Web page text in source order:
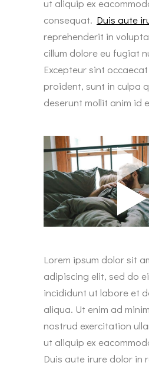
ut aliquip ex
consequat. Duis aute
reprehenderit in
cillum dolore eu fugiat
Excepteur sint
proident, sunt in culpa
deserunt mollit anim id
Lorem ipsum dolor sit
adipiscing elit, sed do
incididunt ut labore et
aliqua. Ut enim ad
nostrud exercitation
ut aliquip ex
Duis aute irure dolor in